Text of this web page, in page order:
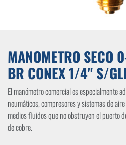
MANOMETRO SECO
BR CONEX 1/4" S/
El manómetro comercial es especialmente
neumáticos, compresores y sistemas de
medios fluidos que no obstruyen el puerto
de cobre.